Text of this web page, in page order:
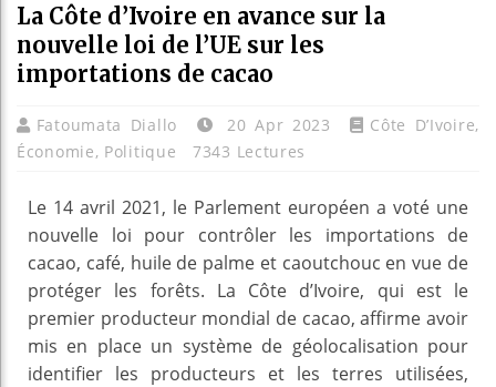
La Côte d’Ivoire en avance sur la
nouvelle loi de l’UE sur les
importations de cacao
Fatoumata Diallo 20 Apr 2023 Côte D’Ivoire,
Économie, Politique 7343 Lectures
Le 14 avril 2021, le Parlement européen a voté une
nouvelle loi pour contrôler les importations de
cacao, café, huile de palme et caoutchouc en vue de
protéger les forêts. La Côte d’Ivoire, qui est le
premier producteur mondial de cacao, affirme avoir
mis en place un système de géolocalisation pour
identifier les producteurs et les terres utilisées,